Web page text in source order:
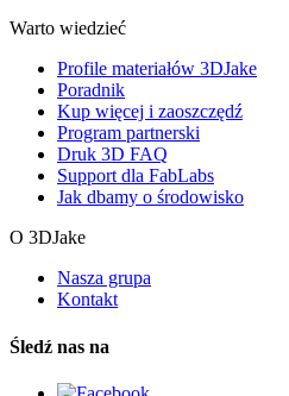
Warto wiedzieć
Profile materiałów 3DJake
Poradnik
Kup więcej i zaoszczędź
Program partnerski
Druk 3D FAQ
Support dla FabLabs
Jak dbamy o środowisko
O 3DJake
Nasza grupa
Kontakt
Śledź nas na